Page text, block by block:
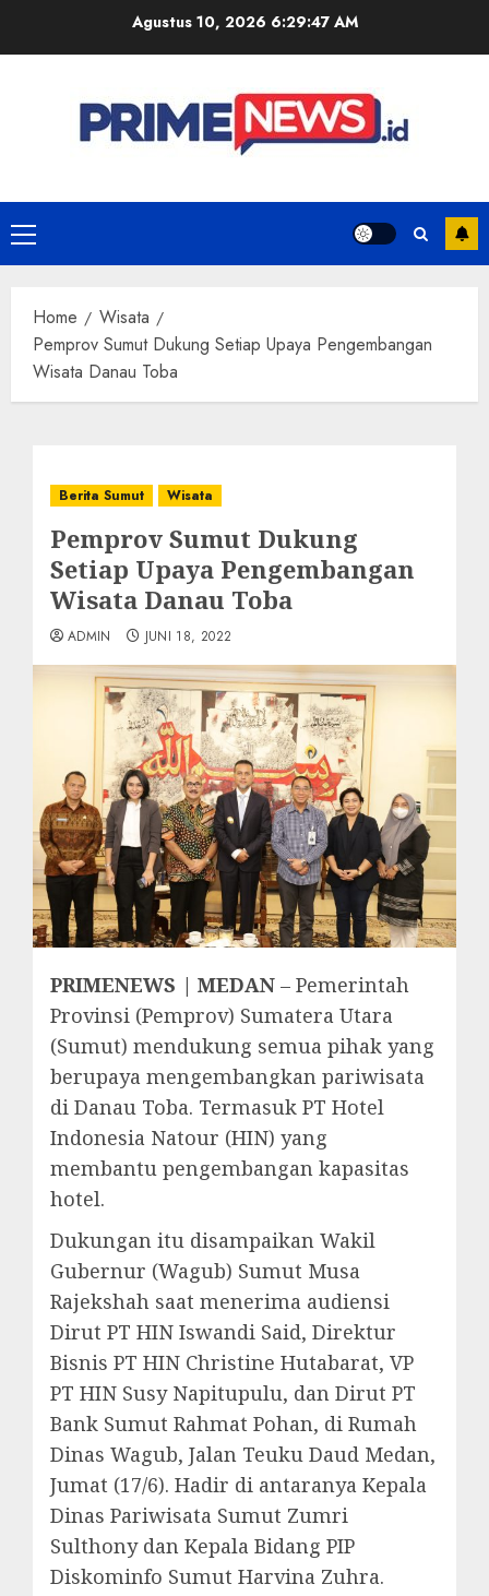
Agustus 10, 2026 6:29:47 AM
Primary
Menu
Home
Wisata
Pemprov Sumut Dukung Setiap Upaya Pengembangan
Wisata Danau Toba
Berita Sumut Wisata
Pemprov Sumut Dukung
Setiap Upaya Pengembangan
Wisata Danau Toba
ADMIN JUNI 18, 2022
PRIMENEWS | MEDAN – Pemerintah
Provinsi (Pemprov) Sumatera Utara
(Sumut) mendukung semua pihak yang
berupaya mengembangkan pariwisata
di Danau Toba. Termasuk PT Hotel
Indonesia Natour (HIN) yang
membantu pengembangan kapasitas
hotel.
Dukungan itu disampaikan Wakil
Gubernur (Wagub) Sumut Musa
Rajekshah saat menerima audiensi
Dirut PT HIN Iswandi Said, Direktur
Bisnis PT HIN Christine Hutabarat, VP
PT HIN Susy Napitupulu, dan Dirut PT
Bank Sumut Rahmat Pohan, di Rumah
Dinas Wagub, Jalan Teuku Daud Medan,
Jumat (17/6). Hadir di antaranya Kepala
Dinas Pariwisata Sumut Zumri
Sulthony dan Kepala Bidang PIP
Diskominfo Sumut Harvina Zuhra.